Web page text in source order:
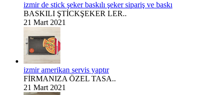
izmir de stick şeker baskılı şeker sipariş ve baskı
BASKILI ŞTİCKŞEKER LER..
21 Mart 2021
izmir amerikan servis yaptır
FİRMANIZA ÖZEL TASA..
21 Mart 2021